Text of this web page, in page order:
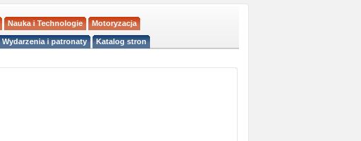
Nauka i Technologie Motoryzacja
Wydarzenia i patronaty Katalog stron